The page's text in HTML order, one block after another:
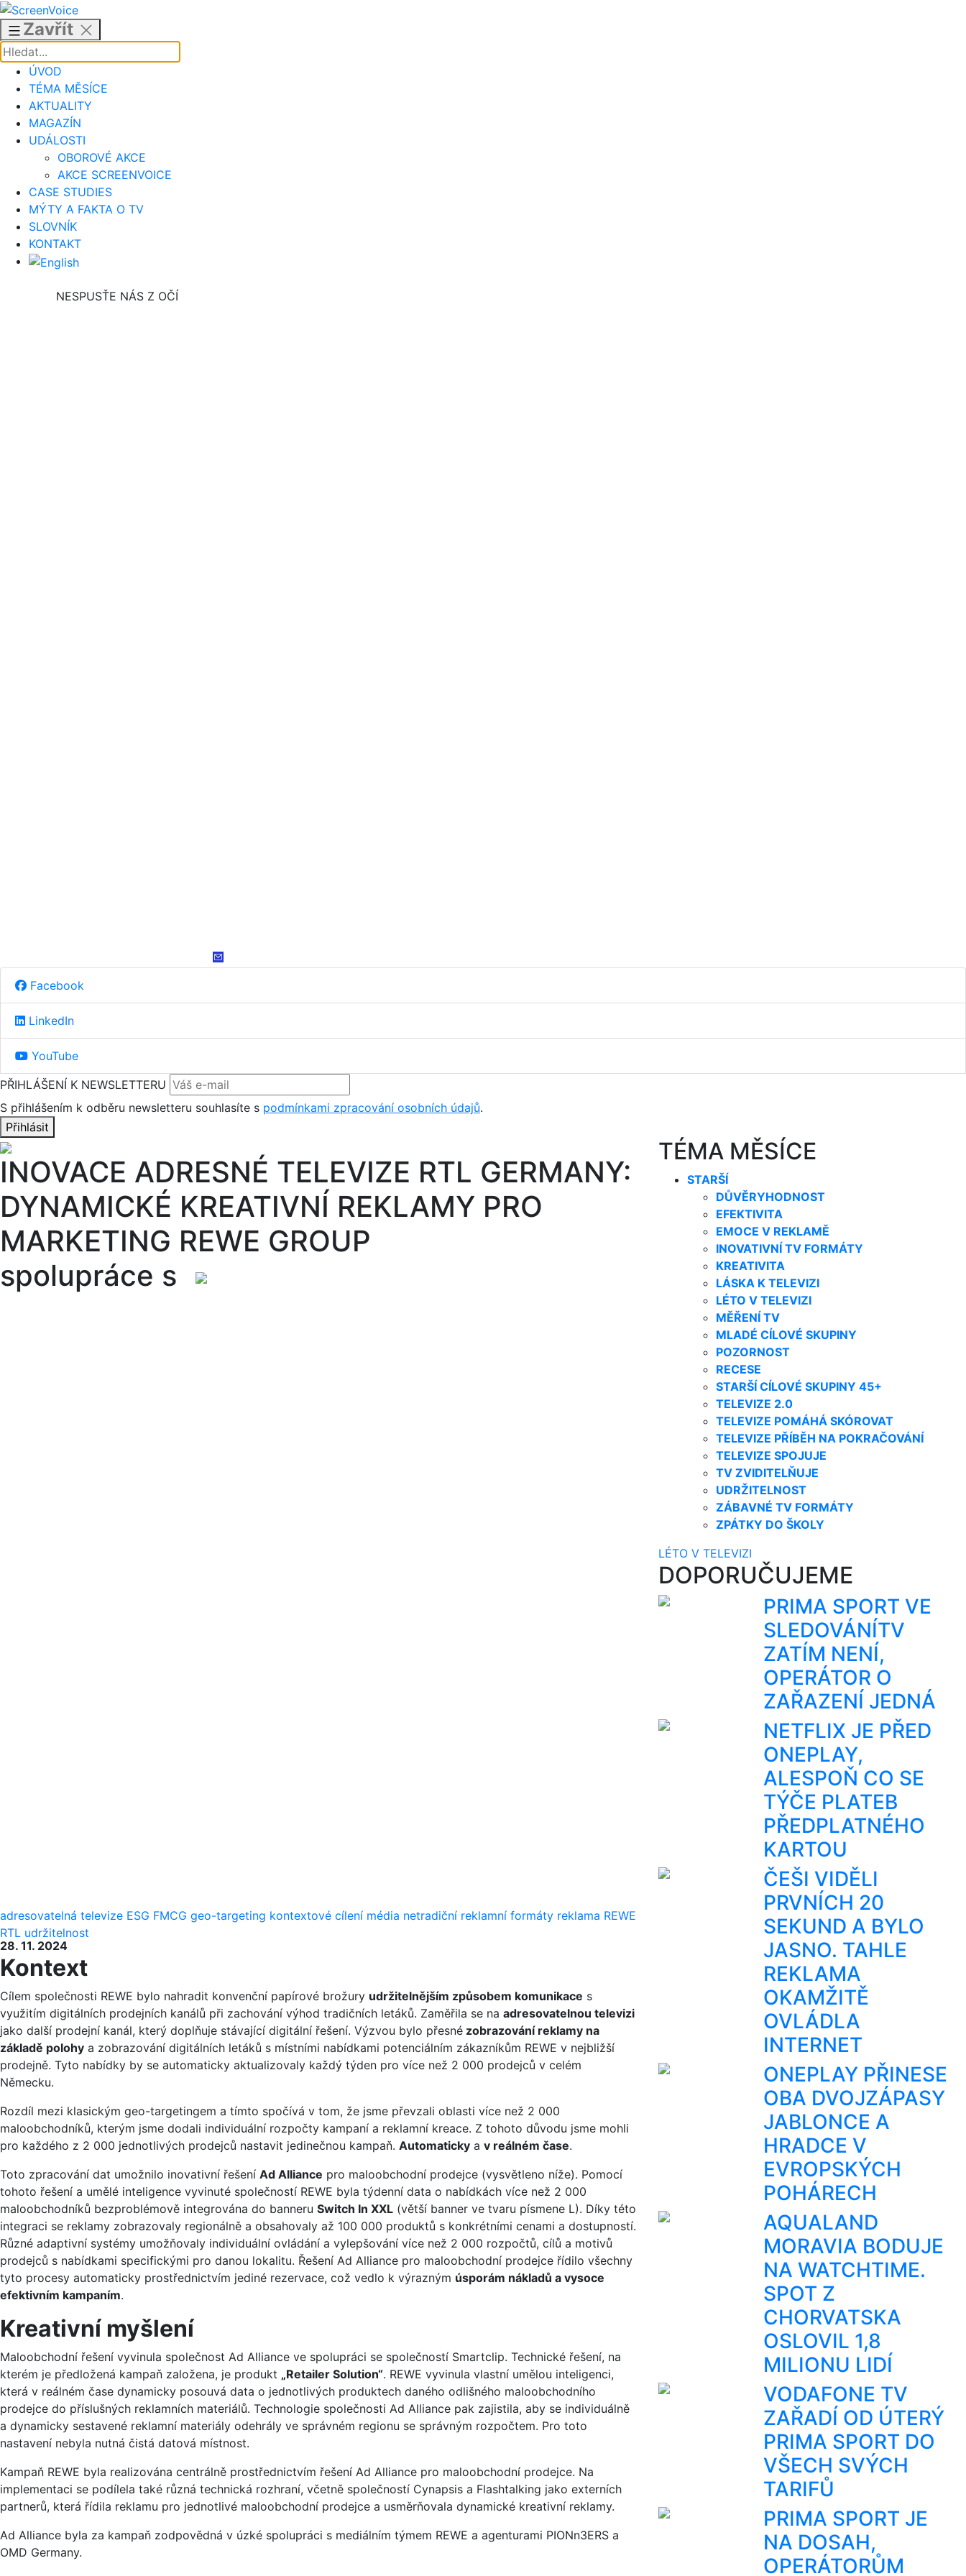
Přejít
obsahu
Zavřít
ÚVOD
TÉMA MĚSÍCE
AKTUALITY
MAGAZÍN
UDÁLOSTI
OBOROVÉ AKCE
AKCE SCREENVOICE
CASE STUDIES
MÝTY A FAKTA O TV
SLOVNÍK
KONTAKT
NESPUSŤE NÁS Z OČÍ
Facebook
LinkedIn
YouTube
PŘIHLÁŠENÍ K NEWSLETTERU
S přihlášením k odběru newsletteru souhlasíte s podmínkami zpracování osobních údajů.
Přihlásit
INOVACE ADRESNÉ TELEVIZE RTL GERMANY:
DYNAMICKÉ KREATIVNÍ REKLAMY PRO
MARKETING REWE GROUP
spolupráce s
adresovatelná televize ESG FMCG geo-targeting kontextové cílení média netradiční reklamní formáty reklama REWE
RTL udržitelnost
28. 11. 2024
Kontext
Cílem společnosti REWE bylo nahradit konvenční papírové brožury udržitelnějším způsobem komunikace s
využitím digitálních prodejních kanálů při zachování výhod tradičních letáků. Zaměřila se na adresovatelnou televizi
jako další prodejní kanál, který doplňuje stávající digitální řešení. Výzvou bylo přesné zobrazování reklamy na
základě polohy a zobrazování digitálních letáků s místními nabídkami potenciálním zákazníkům REWE v nejbližší
prodejně. Tyto nabídky by se automaticky aktualizovaly každý týden pro více než 2 000 prodejců v celém
Německu.
Rozdíl mezi klasickým geo-targetingem a tímto spočívá v tom, že jsme převzali oblasti více než 2 000
maloobchodníků, kterým jsme dodali individuální rozpočty kampaní a reklamní kreace. Z tohoto důvodu jsme mohli
pro každého z 2 000 jednotlivých prodejců nastavit jedinečnou kampaň. Automaticky a v reálném čase.
Toto zpracování dat umožnilo inovativní řešení Ad Alliance pro maloobchodní prodejce (vysvětleno níže). Pomocí
tohoto řešení a umělé inteligence vyvinuté společností REWE byla týdenní data o nabídkách více než 2 000
maloobchodníků bezproblémově integrována do banneru Switch In XXL (větší banner ve tvaru písmene L). Díky této
integraci se reklamy zobrazovaly regionálně a obsahovaly až 100 000 produktů s konkrétními cenami a dostupností.
Různé adaptivní systémy umožňovaly individuální ovládání a vylepšování více než 2 000 rozpočtů, cílů a motivů
prodejců s nabídkami specifickými pro danou lokalitu. Řešení Ad Alliance pro maloobchodní prodejce řídilo všechny
tyto procesy automaticky prostřednictvím jediné rezervace, což vedlo k výrazným úsporám nákladů a vysoce
efektivním kampaním.
Kreativní myšlení
Maloobchodní řešení vyvinula společnost Ad Alliance ve spolupráci se společností Smartclip. Technické řešení, na
kterém je předložená kampaň založena, je produkt „Retailer Solution“. REWE vyvinula vlastní umělou inteligenci,
která v reálném čase dynamicky posouvá data o jednotlivých produktech daného odlišného maloobchodního
prodejce do příslušných reklamních materiálů. Technologie společnosti Ad Alliance pak zajistila, aby se individuálně
a dynamicky sestavené reklamní materiály odehrály ve správném regionu se správným rozpočtem. Pro toto
nastavení nebyla nutná čistá datová místnost.
Kampaň REWE byla realizována centrálně prostřednictvím řešení Ad Alliance pro maloobchodní prodejce. Na
implementaci se podílela také různá technická rozhraní, včetně společností Cynapsis a Flashtalking jako externích
partnerů, která řídila reklamu pro jednotlivé maloobchodní prodejce a usměrňovala dynamické kreativní reklamy.
Ad Alliance byla za kampaň zodpovědná v úzké spolupráci s mediálním týmem REWE a agenturami PIONn3ERS a
OMD Germany.
TÉMA MĚSÍCE
STARŠÍ
DŮVĚRYHODNOST
EFEKTIVITA
EMOCE V REKLAMĚ
INOVATIVNÍ TV FORMÁTY
KREATIVITA
LÁSKA K TELEVIZI
LÉTO V TELEVIZI
MĚŘENÍ TV
MLADÉ CÍLOVÉ SKUPINY
POZORNOST
RECESE
STARŠÍ CÍLOVÉ SKUPINY 45+
TELEVIZE 2.0
TELEVIZE POMÁHÁ SKÓROVAT
TELEVIZE PŘÍBĚH NA POKRAČOVÁNÍ
TELEVIZE SPOJUJE
TV ZVIDITELŇUJE
UDRŽITELNOST
ZÁBAVNÉ TV FORMÁTY
ZPÁTKY DO ŠKOLY
LÉTO V TELEVIZI
DOPORUČUJEME
PRIMA SPORT VE
SLEDOVÁNÍTV
ZATÍM NENÍ,
OPERÁTOR O
ZAŘAZENÍ JEDNÁ
NETFLIX JE PŘED
ONEPLAY,
ALESPOŇ CO SE
TÝČE PLATEB
PŘEDPLATNÉHO
KARTOU
ČEŠI VIDĚLI
PRVNÍCH 20
SEKUND A BYLO
JASNO. TAHLE
REKLAMA
OKAMŽITĚ
OVLÁDLA
INTERNET
ONEPLAY PŘINESE
OBA DVOJZÁPASY
JABLONCE A
HRADCE V
EVROPSKÝCH
POHÁRECH
AQUALAND
MORAVIA BODUJE
NA WATCHTIME.
SPOT Z
CHORVATSKA
OSLOVIL 1,8
MILIONU LIDÍ
VODAFONE TV
ZAŘADÍ OD ÚTERÝ
PRIMA SPORT DO
VŠECH SVÝCH
TARIFŮ
PRIMA SPORT JE
NA DOSAH,
OPERÁTORŮM